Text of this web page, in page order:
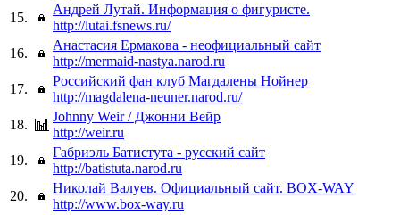
15.
Андрей Лутай. Информация о фигуристе.
http://lutai.fsnews.ru/
16.
Анастасия Ермакова - неофициальный сайт
http://mermaid-nastya.narod.ru
17.
Российский фан клуб Магдалены Нойнер
http://magdalena-neuner.narod.ru/
18.
Johnny Weir / Джонни Вейр
http://weir.ru
19.
Габриэль Батистута - русский сайт
http://batistuta.narod.ru
20.
Николай Валуев. Официальный сайт. BOX-WAY
http://www.box-way.ru